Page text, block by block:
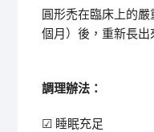
圓形禿在臨床上的
個月）後，重新長出
調理辦法：
☑ 睡眠充足